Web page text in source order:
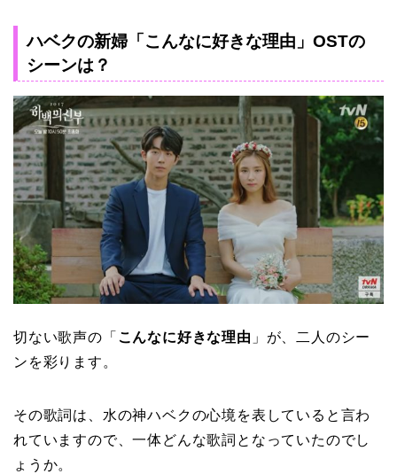
ハベクの新婦「こんなに好きな理由」OSTの
シーンは？
切ない歌声の「 こんなに好きな理由 」が、二人のシー
ンを彩ります。
その歌詞は、水の神ハベクの心境を表していると言わ
れていますので、一体どんな歌詞となっていたのでし
ょうか。